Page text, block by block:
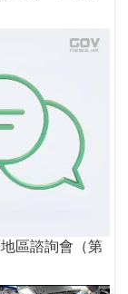
區諮詢會（第